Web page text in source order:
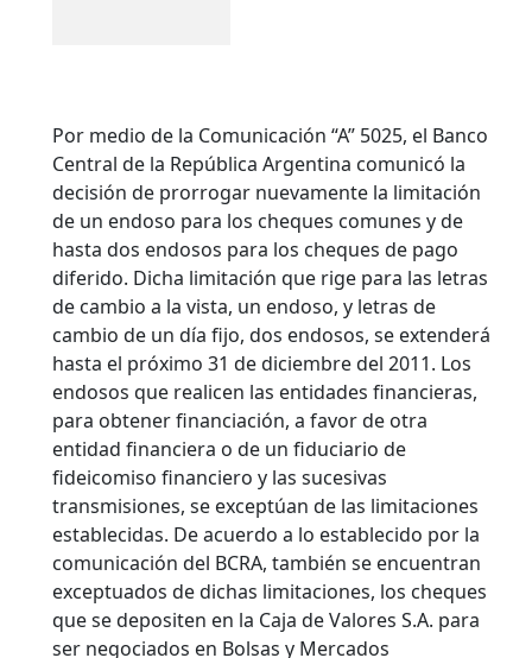
Por medio de la Comunicación “A” 5025, el Banco
Central de la República Argentina comunicó la
decisión de prorrogar nuevamente la limitación
de un endoso para los cheques comunes y de
hasta dos endosos para los cheques de pago
diferido. Dicha limitación que rige para las letras
de cambio a la vista, un endoso, y letras de
cambio de un día fijo, dos endosos, se extenderá
hasta el próximo 31 de diciembre del 2011. Los
endosos que realicen las entidades financieras,
para obtener financiación, a favor de otra
entidad financiera o de un fiduciario de
fideicomiso financiero y las sucesivas
transmisiones, se exceptúan de las limitaciones
establecidas. De acuerdo a lo establecido por la
comunicación del BCRA, también se encuentran
exceptuados de dichas limitaciones, los cheques
que se depositen en la Caja de Valores S.A. para
ser negociados en Bolsas y Mercados